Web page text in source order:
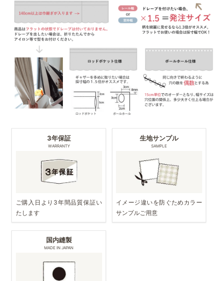
3年保証
WARRANTY
ご購入日より3年間品質保証い
たします
生地サンプル
SAMPLE
イメージ違いを防ぐためカラー
サンプルご用意
国内縫製
MADE IN JAPAN